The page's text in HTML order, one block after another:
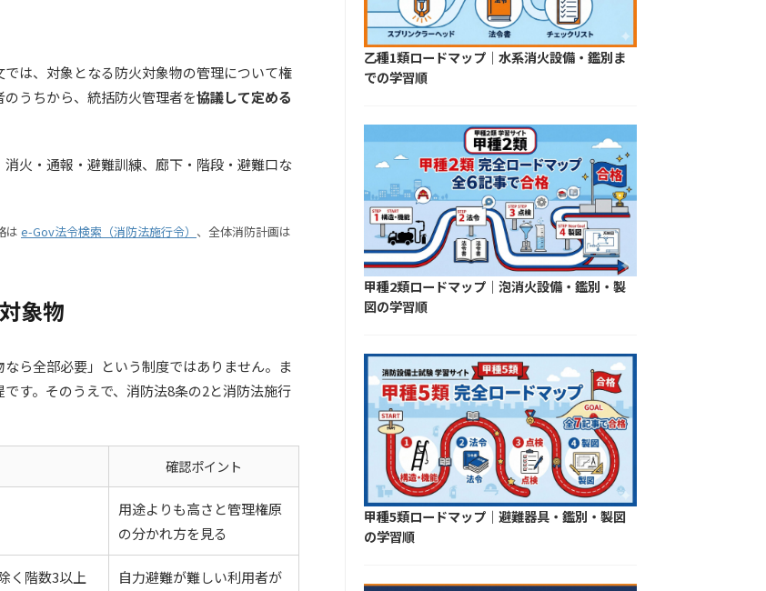
は、対象となる防火対象物の管理について権
うちから、統括防火管理者を協議して定める
火・通報・避難訓練、廊下・階段・避難口な
は e-Gov法令検索（消防法施行令） 、全体消防計画は
象物
ら全部必要」という制度ではありません。ま
です。そのうえで、消防法8条の2と消防法施行
確認ポイント
用途よりも高さと管理権原
の分かれ方を見る
く階数3以上
自力避難が難しい利用者が
乙種1類ロードマップ｜水系消火設備・鑑別ま
での学習順
甲種2類ロードマップ｜泡消火設備・鑑別・製
図の学習順
甲種5類ロードマップ｜避難器具・鑑別・製図
の学習順